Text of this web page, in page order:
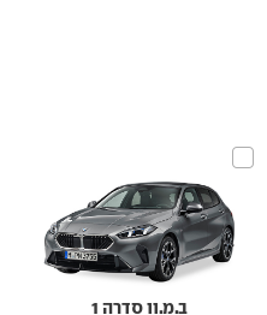
ב.מ.וו סדרה 1